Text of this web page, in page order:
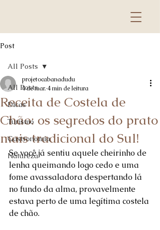
Post
All Posts
Dicas
Turismo
Gastronomia
Natureza
All Posts
Receita de Costela de
Chão: os segredos do prato
mais tradicional do Sul!
projetocabanadudu
4 de mar. 4 min de leitura
Se você já sentiu aquele cheirinho de
lenha queimando logo cedo e uma
fome avassaladora despertando lá
no fundo da alma, provavelmente
estava perto de uma legítima costela
de chão.